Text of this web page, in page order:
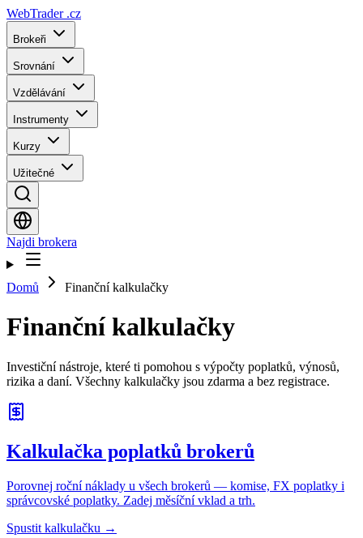
WebTrader .cz
Brokeři
Srovnání
Vzdělávání
Instrumenty
Kurzy
Užitečné
Najdi brokera
Domů Finanční kalkulačky
Finanční kalkulačky
Investiční nástroje, které ti pomohou s výpočty poplatků, výnosů,
rizika a daní. Všechny kalkulačky jsou zdarma a bez registrace.
Kalkulačka poplatků brokerů
Porovnej roční náklady u všech brokerů — komise, FX poplatky i
správcovské poplatky. Zadej měsíční vklad a trh.
Spustit kalkulačku →